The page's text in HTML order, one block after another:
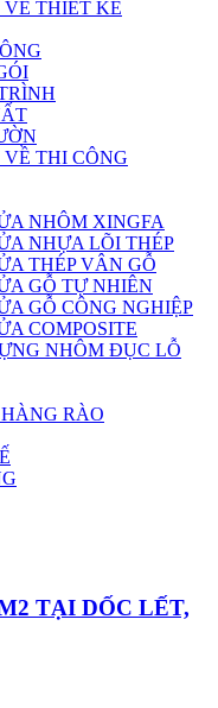
THIẾT KẾ
THI CÔNG
NHÔM XINGFA
NHỰA LÕI THÉP
THÉP VÂN GỖ
GỖ TỰ NHIÊN
GỖ CÔNG NGHIỆP
COMPOSITE
NHÔM ĐỤC LỖ
RÀO
TẠI DỐC LẾT,